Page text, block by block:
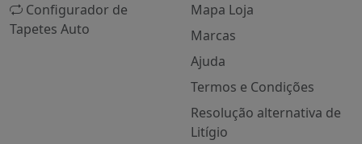
Configurador de
Tapetes Auto
Mapa Loja
Marcas
Ajuda
Termos e Condições
Resolução alternativa de
Litígio